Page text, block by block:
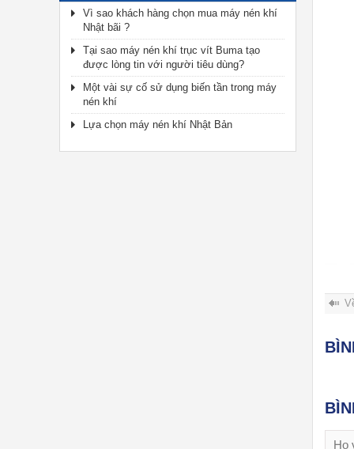
Vì sao khách hàng chọn mua máy nén khí
Nhật bãi ?
Tại sao máy nén khí trục vít Buma tạo
được lòng tin với người tiêu dùng?
Một vài sự cố sử dụng biến tần trong máy
nén khí
Lựa chọn máy nén khí Nhật Bản